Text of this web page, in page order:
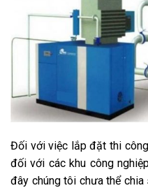
Đối với việc lắp đặt thi
đối với các khu công
đây chúng tôi chưa thể